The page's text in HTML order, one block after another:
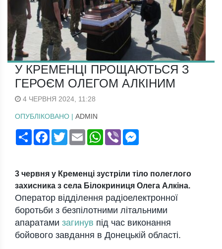
У КРЕМЕНЦІ ПРОЩАЮТЬСЯ З
ГЕРОЄМ ОЛЕГОМ АЛКІНИМ
4 ЧЕРВНЯ 2024, 11:28
ОПУБЛІКОВАНО | ADMIN
ПоширитиFacebook
TwitterEmail WhatsApp
Viber
3 червня у Кременці зустріли тіло полеглого
захисника з села Білокриниця Олега Алкіна.
Оператор відділення радіоелектронної
боротьби з безпілотними літальними
апаратами загинув під час виконання
бойового завдання в Донецькій області.